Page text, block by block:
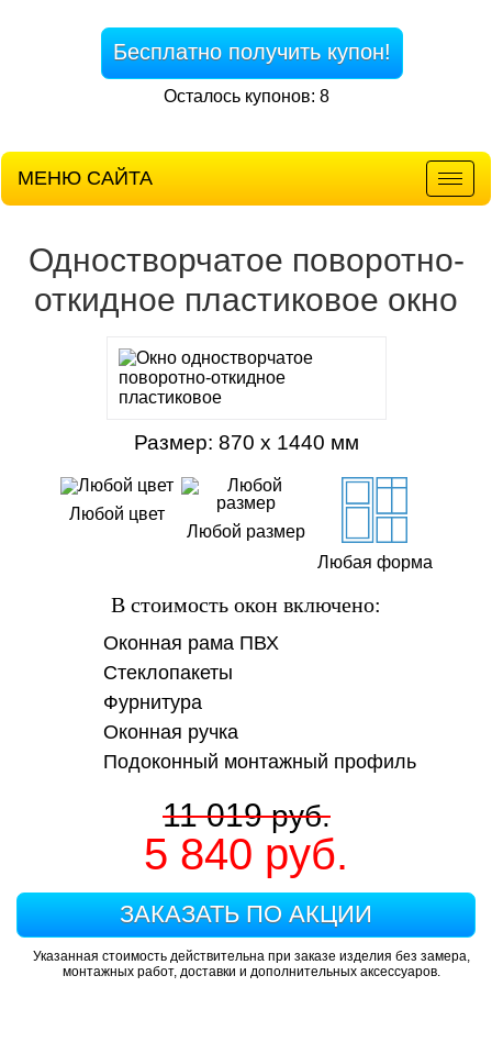
Бесплатно получить купон!
Осталось купонов: 8
МЕНЮ САЙТА
Одностворчатое поворотно-
откидное пластиковое окно
Размер: 870 х 1440 мм
Любой цвет
Любой размер
Любая форма
В стоимость окон включено:
Оконная рама ПВХ
Стеклопакеты
Фурнитура
Оконная ручка
Подоконный монтажный профиль
11 019руб.
5 840 руб.
ЗАКАЗАТЬ ПО АКЦИИ
Указанная стоимость действительна при заказе изделия без замера,
монтажных работ, доставки и дополнительных аксессуаров.